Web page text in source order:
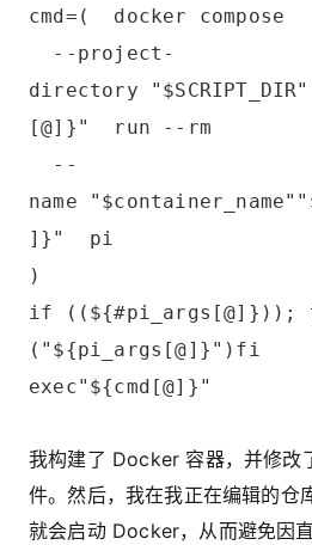
cmd=( docker compose
--project-
directory
[@]}" run --rm
--
name
]}" pi
)
if ((${#pi_args[@]}));
("${pi_args[@]}")fi
exec"${cmd[@]}"
我构建了 Docker 容器，并修改
件。然后，我在我正在编辑的仓
就会启动 Docker，从而避免因